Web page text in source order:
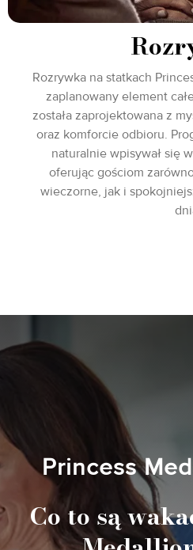
Rozrywka na statkach
zaplanowany element
została zaprojektowana z
oraz komforcie odbioru.
naturalnie wpisywał się
oferując gościom
wieczorne, jak i
Princess
Co to są